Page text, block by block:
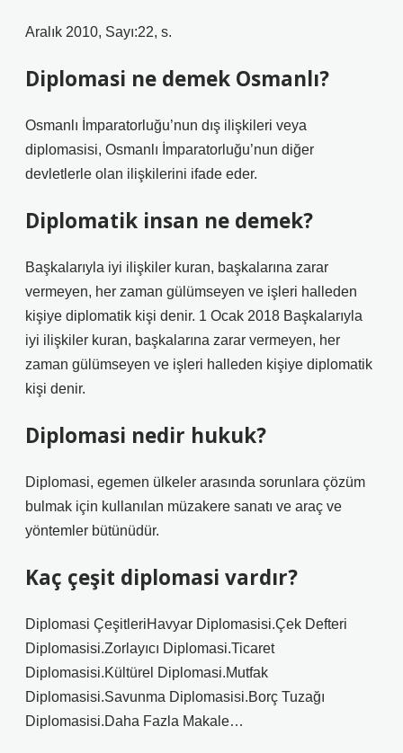
Aralık 2010, Sayı:22, s.
Diplomasi ne demek Osmanlı?
Osmanlı İmparatorluğu’nun dış ilişkileri veya
diplomasisi, Osmanlı İmparatorluğu’nun diğer
devletlerle olan ilişkilerini ifade eder.
Diplomatik insan ne demek?
Başkalarıyla iyi ilişkiler kuran, başkalarına zarar
vermeyen, her zaman gülümseyen ve işleri halleden
kişiye diplomatik kişi denir. 1 Ocak 2018 Başkalarıyla
iyi ilişkiler kuran, başkalarına zarar vermeyen, her
zaman gülümseyen ve işleri halleden kişiye diplomatik
kişi denir.
Diplomasi nedir hukuk?
Diplomasi, egemen ülkeler arasında sorunlara çözüm
bulmak için kullanılan müzakere sanatı ve araç ve
yöntemler bütünüdür.
Kaç çeşit diplomasi vardır?
Diplomasi ÇeşitleriHavyar Diplomasisi.Çek Defteri
Diplomasisi.Zorlayıcı Diplomasi.Ticaret
Diplomasisi.Kültürel Diplomasi.Mutfak
Diplomasisi.Savunma Diplomasisi.Borç Tuzağı
Diplomasisi.Daha Fazla Makale…